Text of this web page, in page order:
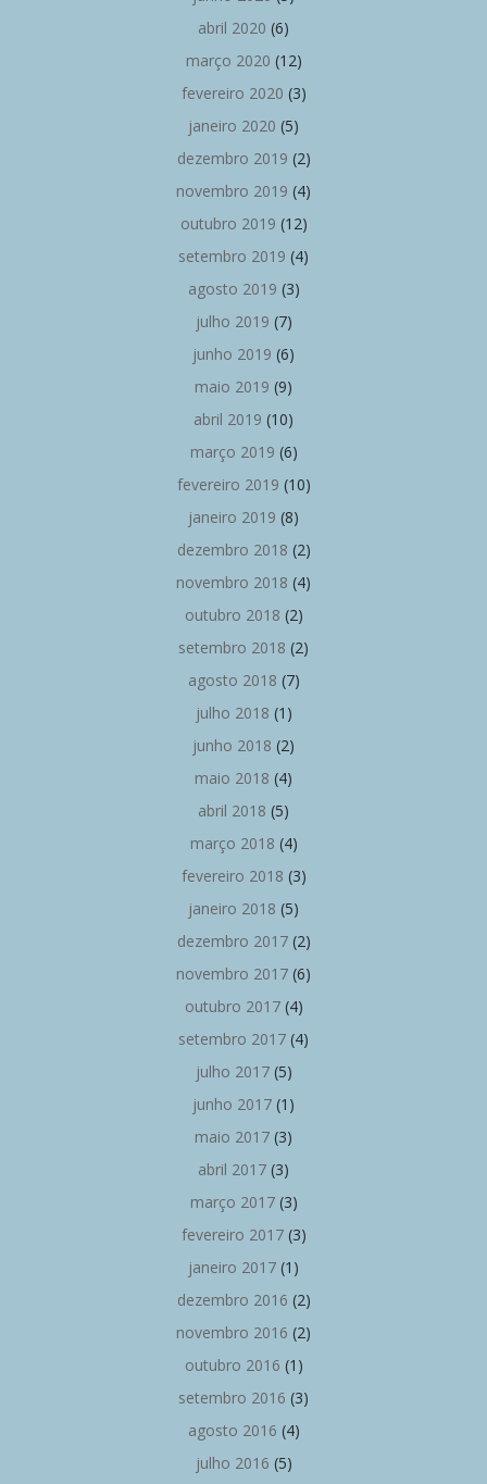
abril 2020 (6)
março 2020 (12)
fevereiro 2020 (3)
janeiro 2020 (5)
dezembro 2019 (2)
novembro 2019 (4)
outubro 2019 (12)
setembro 2019 (4)
agosto 2019 (3)
julho 2019 (7)
junho 2019 (6)
maio 2019 (9)
abril 2019 (10)
março 2019 (6)
fevereiro 2019 (10)
janeiro 2019 (8)
dezembro 2018 (2)
novembro 2018 (4)
outubro 2018 (2)
setembro 2018 (2)
agosto 2018 (7)
julho 2018 (1)
junho 2018 (2)
maio 2018 (4)
abril 2018 (5)
março 2018 (4)
fevereiro 2018 (3)
janeiro 2018 (5)
dezembro 2017(2)
novembro 2017 (6)
outubro 2017(4)
setembro 2017 (4)
julho 2017(5)
junho 2017 (1)
maio 2017 (3)
abril 2017 (3)
março 2017(3)
fevereiro 2017(3)
janeiro 2017 (1)
dezembro 2016 (2)
novembro 2016 (2)
outubro 2016 (1)
setembro 2016 (3)
agosto 2016 (4)
julho 2016 (5)